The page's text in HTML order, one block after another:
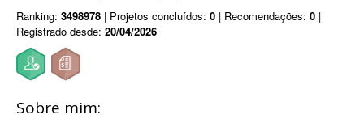
Ranking: 3498978 | Projetos concluídos: 0 | Recomendações: 0 |
Registrado desde: 20/04/2026
Sobre mim: